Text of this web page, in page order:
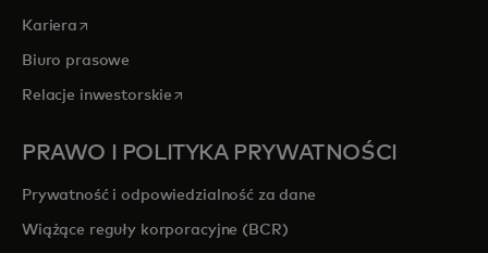
Kariera opens in a new tab
Biuro prasowe
Relacje inwestorskie opens in a new tab
PRAWO I POLITYKA PRYWATNOŚCI
Prywatność i odpowiedzialność za dane
Wiążące reguły korporacyjne (BCR)